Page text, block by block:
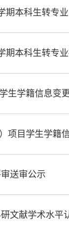
期本科生转专
期本科生转专
生学籍信息变
项目学生学籍
送审公示
文献学术水平